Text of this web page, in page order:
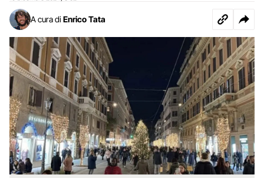
A cura di Enrico Tata